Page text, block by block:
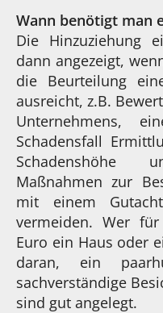
Wann benötigt man
Die Hinzuziehung
dann angezeigt,
die Beurteilung
ausreicht, z.B.
Unternehmens,
Schadensfall
Schadenshöhe
Maßnahmen zur
mit einem
vermeiden. Wer
Euro ein Haus oder
daran, ein
sachverständige
sind gut angelegt.